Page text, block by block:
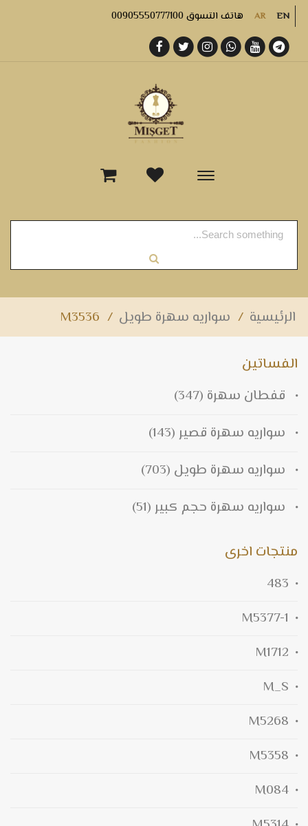
AR EN هاتف التسوق 00905550777100
-
الرئيسية / سواريه سهرة طويل /
M3536
الفساتين
قفطان سهرة (347)
سواريه سهرة قصير (143)
سواريه سهرة طويل (703)
سواريه سهرة حجم كبير (51)
منتجات اخرى
483
M5377-1
M1712
M_S
M5268
M5358
M084